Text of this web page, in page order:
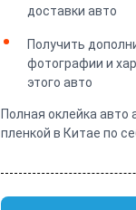
доставки авто
Получить
фотографии и
этого авто
Полная оклейка авто
пленкой в Китае по